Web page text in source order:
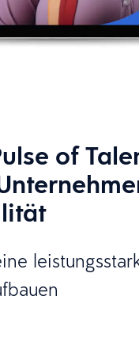
of